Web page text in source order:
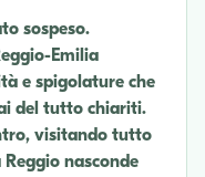
sospeso.
Emilia
e spigolature che
del tutto chiariti.
visitando tutto
nasconde